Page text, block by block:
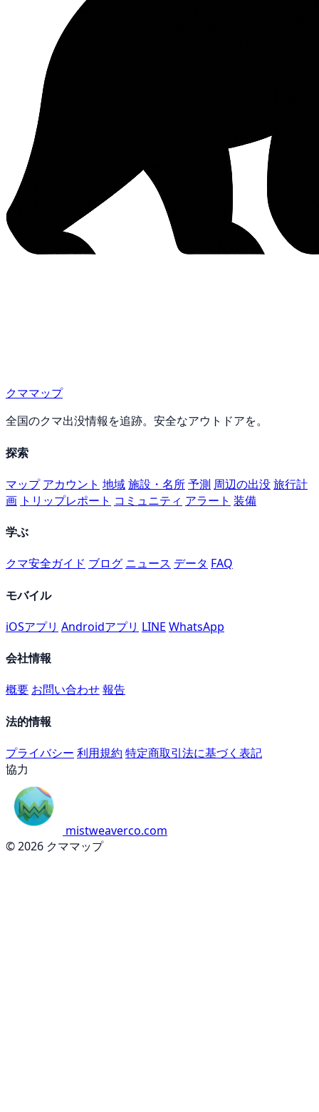
クママップ
全国のクマ出没情報を追跡。安全なアウトドアを。
探索
マップ アカウント 地域施設・名所予測 周辺の出没旅行計
画 トリップレポート コミュニティ アラート 装備
学ぶ
クマ安全ガイド ブログ ニュース データ FAQ
モバイル
iOSアプリ Androidアプリ LINE WhatsApp
会社情報
概要 お問い合わせ報告
法的情報
プライバシー 利用規約 特定商取引法に基づく表記
協力
mistweaverco.com
© 2026 クママップ